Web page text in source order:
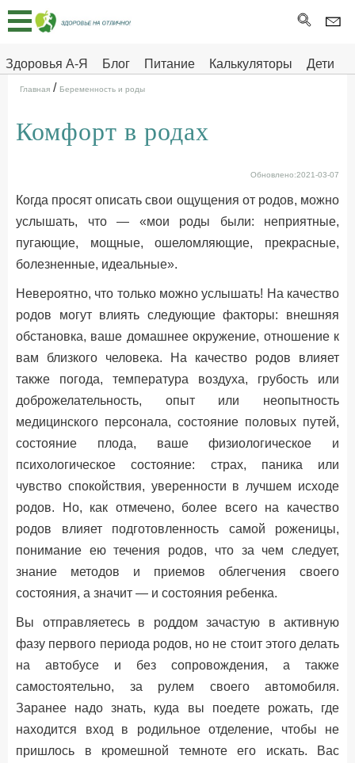
Здоровья А-Я Блог Питание Калькуляторы
Дети
Здоровье на отлично
Главная
Тесты
Про
ДЕТЯМ
Главная / Беременность и роды
Комфорт в родах
Обновлено:2021-03-07
Когда просят описать свои ощущения от родов, можно
услышать, что — «мои роды были: неприятные,
пугающие, мощные, ошеломляющие, прекрасные,
болезненные, идеальные».
Невероятно, что только можно услышать! На качество
родов могут влиять следующие факторы: внешняя
обстановка, ваше домашнее окружение, отношение к
вам близкого человека. На качество родов влияет
также погода, температура воздуха, грубость или
доброжелательность, опыт или неопытность
медицинского персонала, состояние половых путей,
состояние плода, ваше физиологическое и
психологическое состояние: страх, паника или
чувство спокойствия, уверенности в лучшем исходе
родов. Но, как отмечено, более всего на качество
родов влияет подготовленность самой роженицы,
понимание ею течения родов, что за чем следует,
знание методов и приемов облегчения своего
состояния, а значит — и состояния ребенка.
Вы отправляетесь в роддом зачастую в активную
фазу первого периода родов, но не стоит этого делать
на автобусе и без сопровождения, а также
самостоятельно, за рулем своего автомобиля.
Заранее надо знать, куда вы поедете рожать, где
находится вход в родильное отделение, чтобы не
пришлось в кромешной темноте его искать. Вас